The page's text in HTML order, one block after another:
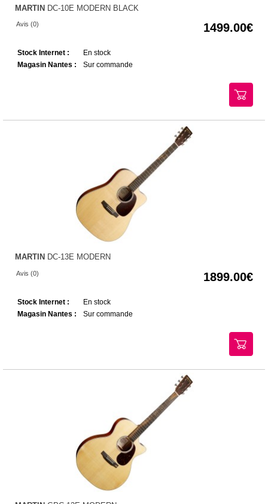
MARTIN DC-10E MODERN BLACK
Avis (0) 1499.00
Stock Internet :
En stock
Magasin Nantes :
Sur commande
MARTIN DC-13E MODERN
Avis (0) 1899.00
Stock Internet :
En stock
Magasin Nantes :
Sur commande